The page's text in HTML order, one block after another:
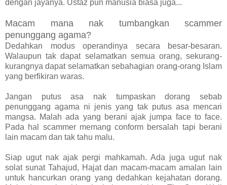
dengan jayanya. Ustaz pun manusia biasa juga...
Macam mana nak tumbangkan scammer
penunggang agama?
Dedahkan modus operandinya secara besar-besaran.
Walaupun tak dapat selamatkan semua orang, sekurang-
kurangnya dapat selamatkan sebahagian orang-orang Islam
yang berfikiran waras.
Jangan putus asa nak tumpaskan dorang sebab
penunggang agama ni jenis yang tak putus asa mencari
mangsa. Malah ada yang berani ajak jumpa face to face.
Pada hal scammer memang conform bersalah tapi berani
lain macam dan tak tahu malu.
Siap ugut nak ajak pergi mahkamah. Ada juga ugut nak
solat sunat Tahajud, Hajat dan macam-macam amalan lain
untuk hancurkan orang yang dedahkan kejahatan dorang.